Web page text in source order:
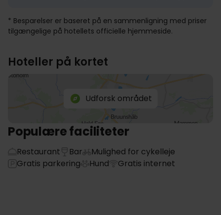
* Besparelser er baseret på en sammenligning med priser
tilgængelige på hotellets officielle hjemmeside.
Hoteller på kortet
Udforsk området
Populære faciliteter
Restaurant Bar
Mulighed for cykelleje
Gratis parkering
Hund Gratis internet